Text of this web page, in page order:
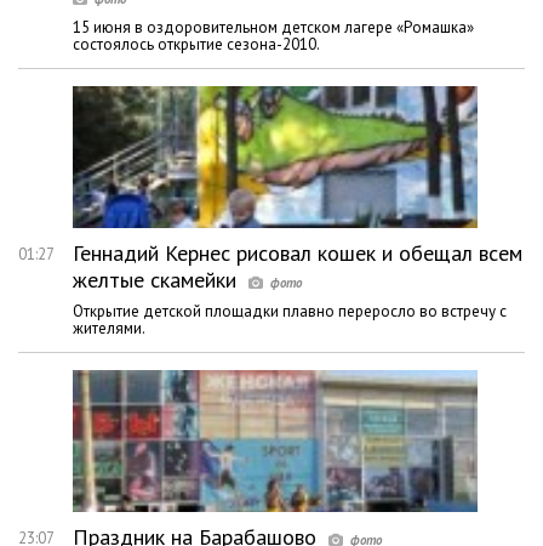
15 июня в оздоровительном детском лагере «Ромашка»
состоялось открытие сезона-2010.
01:27
Геннадий Кернес рисовал кошек и обещал всем
желтые скамейки
Открытие детской площадки плавно переросло во встречу с
жителями.
23:07 Праздник на Барабашово